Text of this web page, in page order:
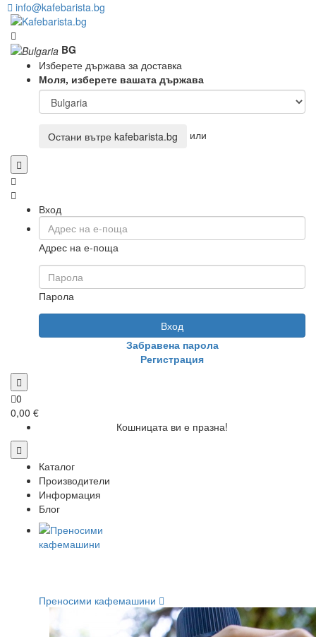
info@kafebarista.bg
BG
Изберете държава за доставка
Моля, изберете вашата държава
Остани вътре kafebarista.bg или
Вход
Адрес на е-поща
Парола
Вход
Забравена парола
Регистрация
0
0,00 €
Кошницата ви е празна!
Каталог
Производители
Информация
Блог
Преносими кафемашини